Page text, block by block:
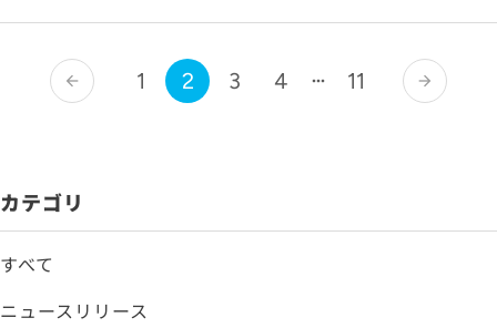
arrow_back 1 2 3 4 11 arrow_forward
カテゴリ
すべて
ニュースリリース